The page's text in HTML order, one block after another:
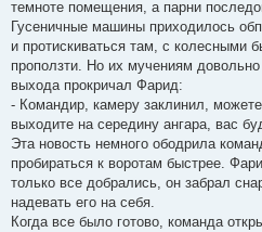
темноте помещения, а парни
Гусеничные машины приходилось
и протискиваться там, с колесными
проползти. Но их мучениям
выхода прокричал Фарид:
- Командир, камеру заклинил,
выходите на середину ангара, вас
Эта новость немного ободрила
пробираться к воротам быстрее.
только все добрались, он забрал
надевать его на себя.
Когда все было готово, команда